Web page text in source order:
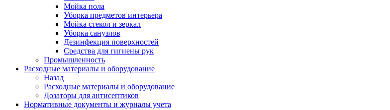
Мойка пола
Уборка предметов интерьера
Мойка стекол и зеркал
Уборка санузлов
Дезинфекция поверхностей
Средства для гигиены рук
Промышленность
Расходные материалы и оборудование
Назад
Расходные материалы и оборудование
Дозаторы для антисептиков
Нормативные документы и журналы учета